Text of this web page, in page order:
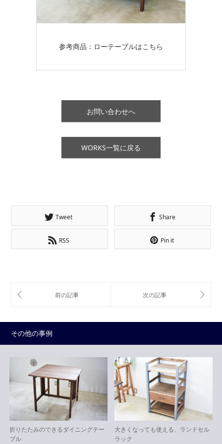
参考商品：ローテーブルはこちら
お問い合わせへ
WORKS一覧に戻る
Tweet Share
RSS Pin it
その他の事例
折りたたみのできるダイニングテー
ブル
大きくなっても使える、ランドセル
ラック